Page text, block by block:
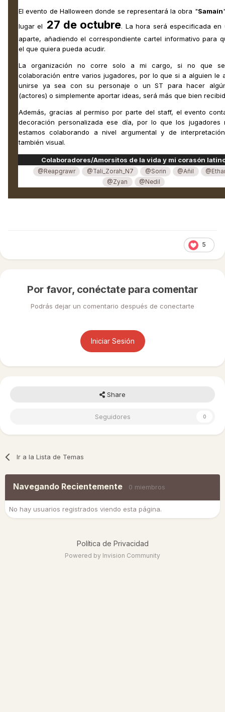
El evento de Halloween donde se representará la obra "Samaín
lugar el
27 de octubre. La hora será especificada en
aparte, añadiendo el correspondiente cartel informativo para
el que quiera pueda acudir.
La organización no corre solo a mi cargo, si no que
colaboración entre varios jugadores, por lo que si a alguien le
unirse ya sea con su personaje o un ST para hacer
(actores) o simplemente aportar ideas, será más que bien
Además, gracias al permiso por parte del staff, el evento
decoración personalizada ese día, por lo que los jugadores
estamos colaborando a nivel argumental y de
también visual.
Colaboradores/Amorsitos de la vida y mi corasón
@Reapgrawr @Tali_Zorah_N7 @Sorin @Añil
@Zyan
@Nedil
5
Por favor, conéctate para comentar
Podrás dejar un comentario después de conectarte
Iniciar Sesión
Share
Seguidores 0
Ir a la Lista de Temas
Navegando Recientemente 0 miembros
No hay usuarios registrados viendo esta página.
Política de Privacidad
Powered by Invision Community